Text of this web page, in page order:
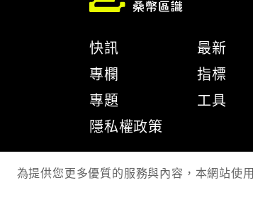
快訊
專欄
專題
隱私權政策
最新
指標
工具
為提供您更多優質的服務與內容，本網站使